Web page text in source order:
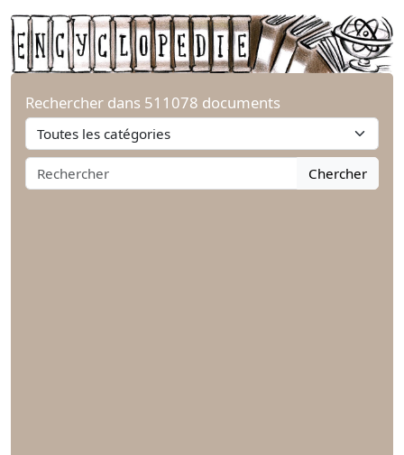
Rechercher dans 511078 documents
Chercher